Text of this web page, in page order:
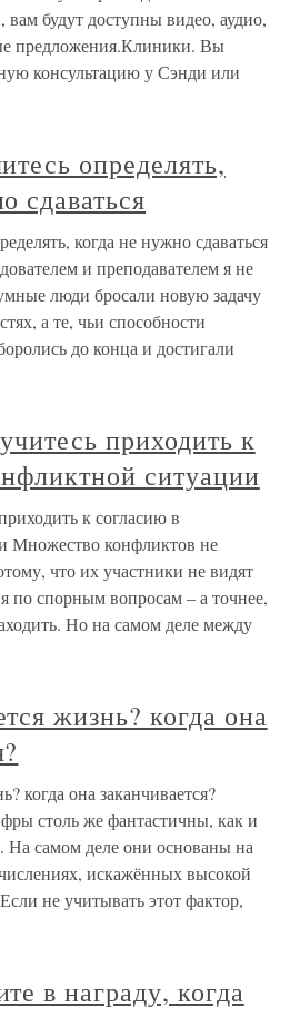
будут доступны видео, аудио,
предложения.Клиники. Вы
консультацию у Сэнди или
определять,
сдаваться
когда не нужно сдаваться
и преподавателем я не
люди бросали новую задачу
а те, чьи способности
до конца и достигали
приходить к
ситуации
к согласию в
Множество конфликтов не
что их участники не видят
по спорным вопросам – а точнее,
Но на самом деле между
жизнь? когда она
когда она заканчивается?
столь же фантастичны, как и
На самом деле они основаны на
искажённых высокой
не учитывать этот фактор,
в награду, когда